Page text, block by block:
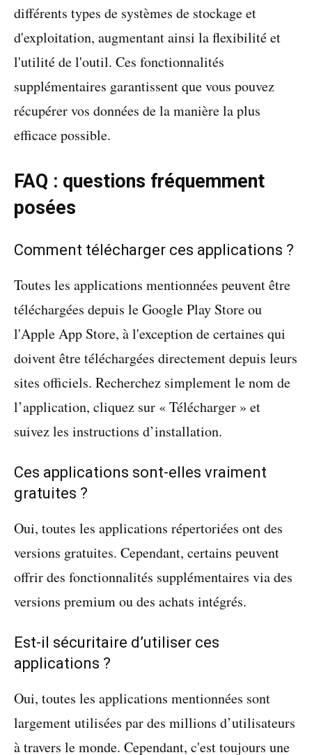
différents types de systèmes de stockage et
d'exploitation, augmentant ainsi la flexibilité et
l'utilité de l'outil. Ces fonctionnalités
supplémentaires garantissent que vous pouvez
récupérer vos données de la manière la plus
efficace possible.
FAQ : questions fréquemment
posées
Comment télécharger ces applications ?
Toutes les applications mentionnées peuvent être
téléchargées depuis le Google Play Store ou
l'Apple App Store, à l'exception de certaines qui
doivent être téléchargées directement depuis leurs
sites officiels. Recherchez simplement le nom de
l’application, cliquez sur « Télécharger » et
suivez les instructions d’installation.
Ces applications sont-elles vraiment
gratuites ?
Oui, toutes les applications répertoriées ont des
versions gratuites. Cependant, certains peuvent
offrir des fonctionnalités supplémentaires via des
versions premium ou des achats intégrés.
Est-il sécuritaire d’utiliser ces
applications ?
Oui, toutes les applications mentionnées sont
largement utilisées par des millions d’utilisateurs
à travers le monde. Cependant, c'est toujours une